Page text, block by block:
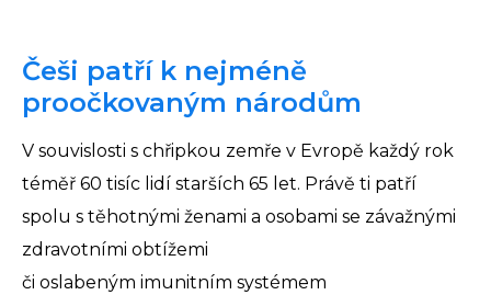
Češi patří k nejméně
proočkovaným národům
V souvislosti s chřipkou zemře v Evropě každý rok
téměř 60 tisíc lidí starších 65 let. Právě ti patří
spolu s těhotnými ženami a osobami se závažnými
zdravotními obtížemi
či oslabeným imunitním systémem